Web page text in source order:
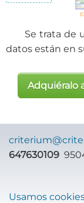
Se trata de
datos están en
Adquiéralo
647630109
Usamos